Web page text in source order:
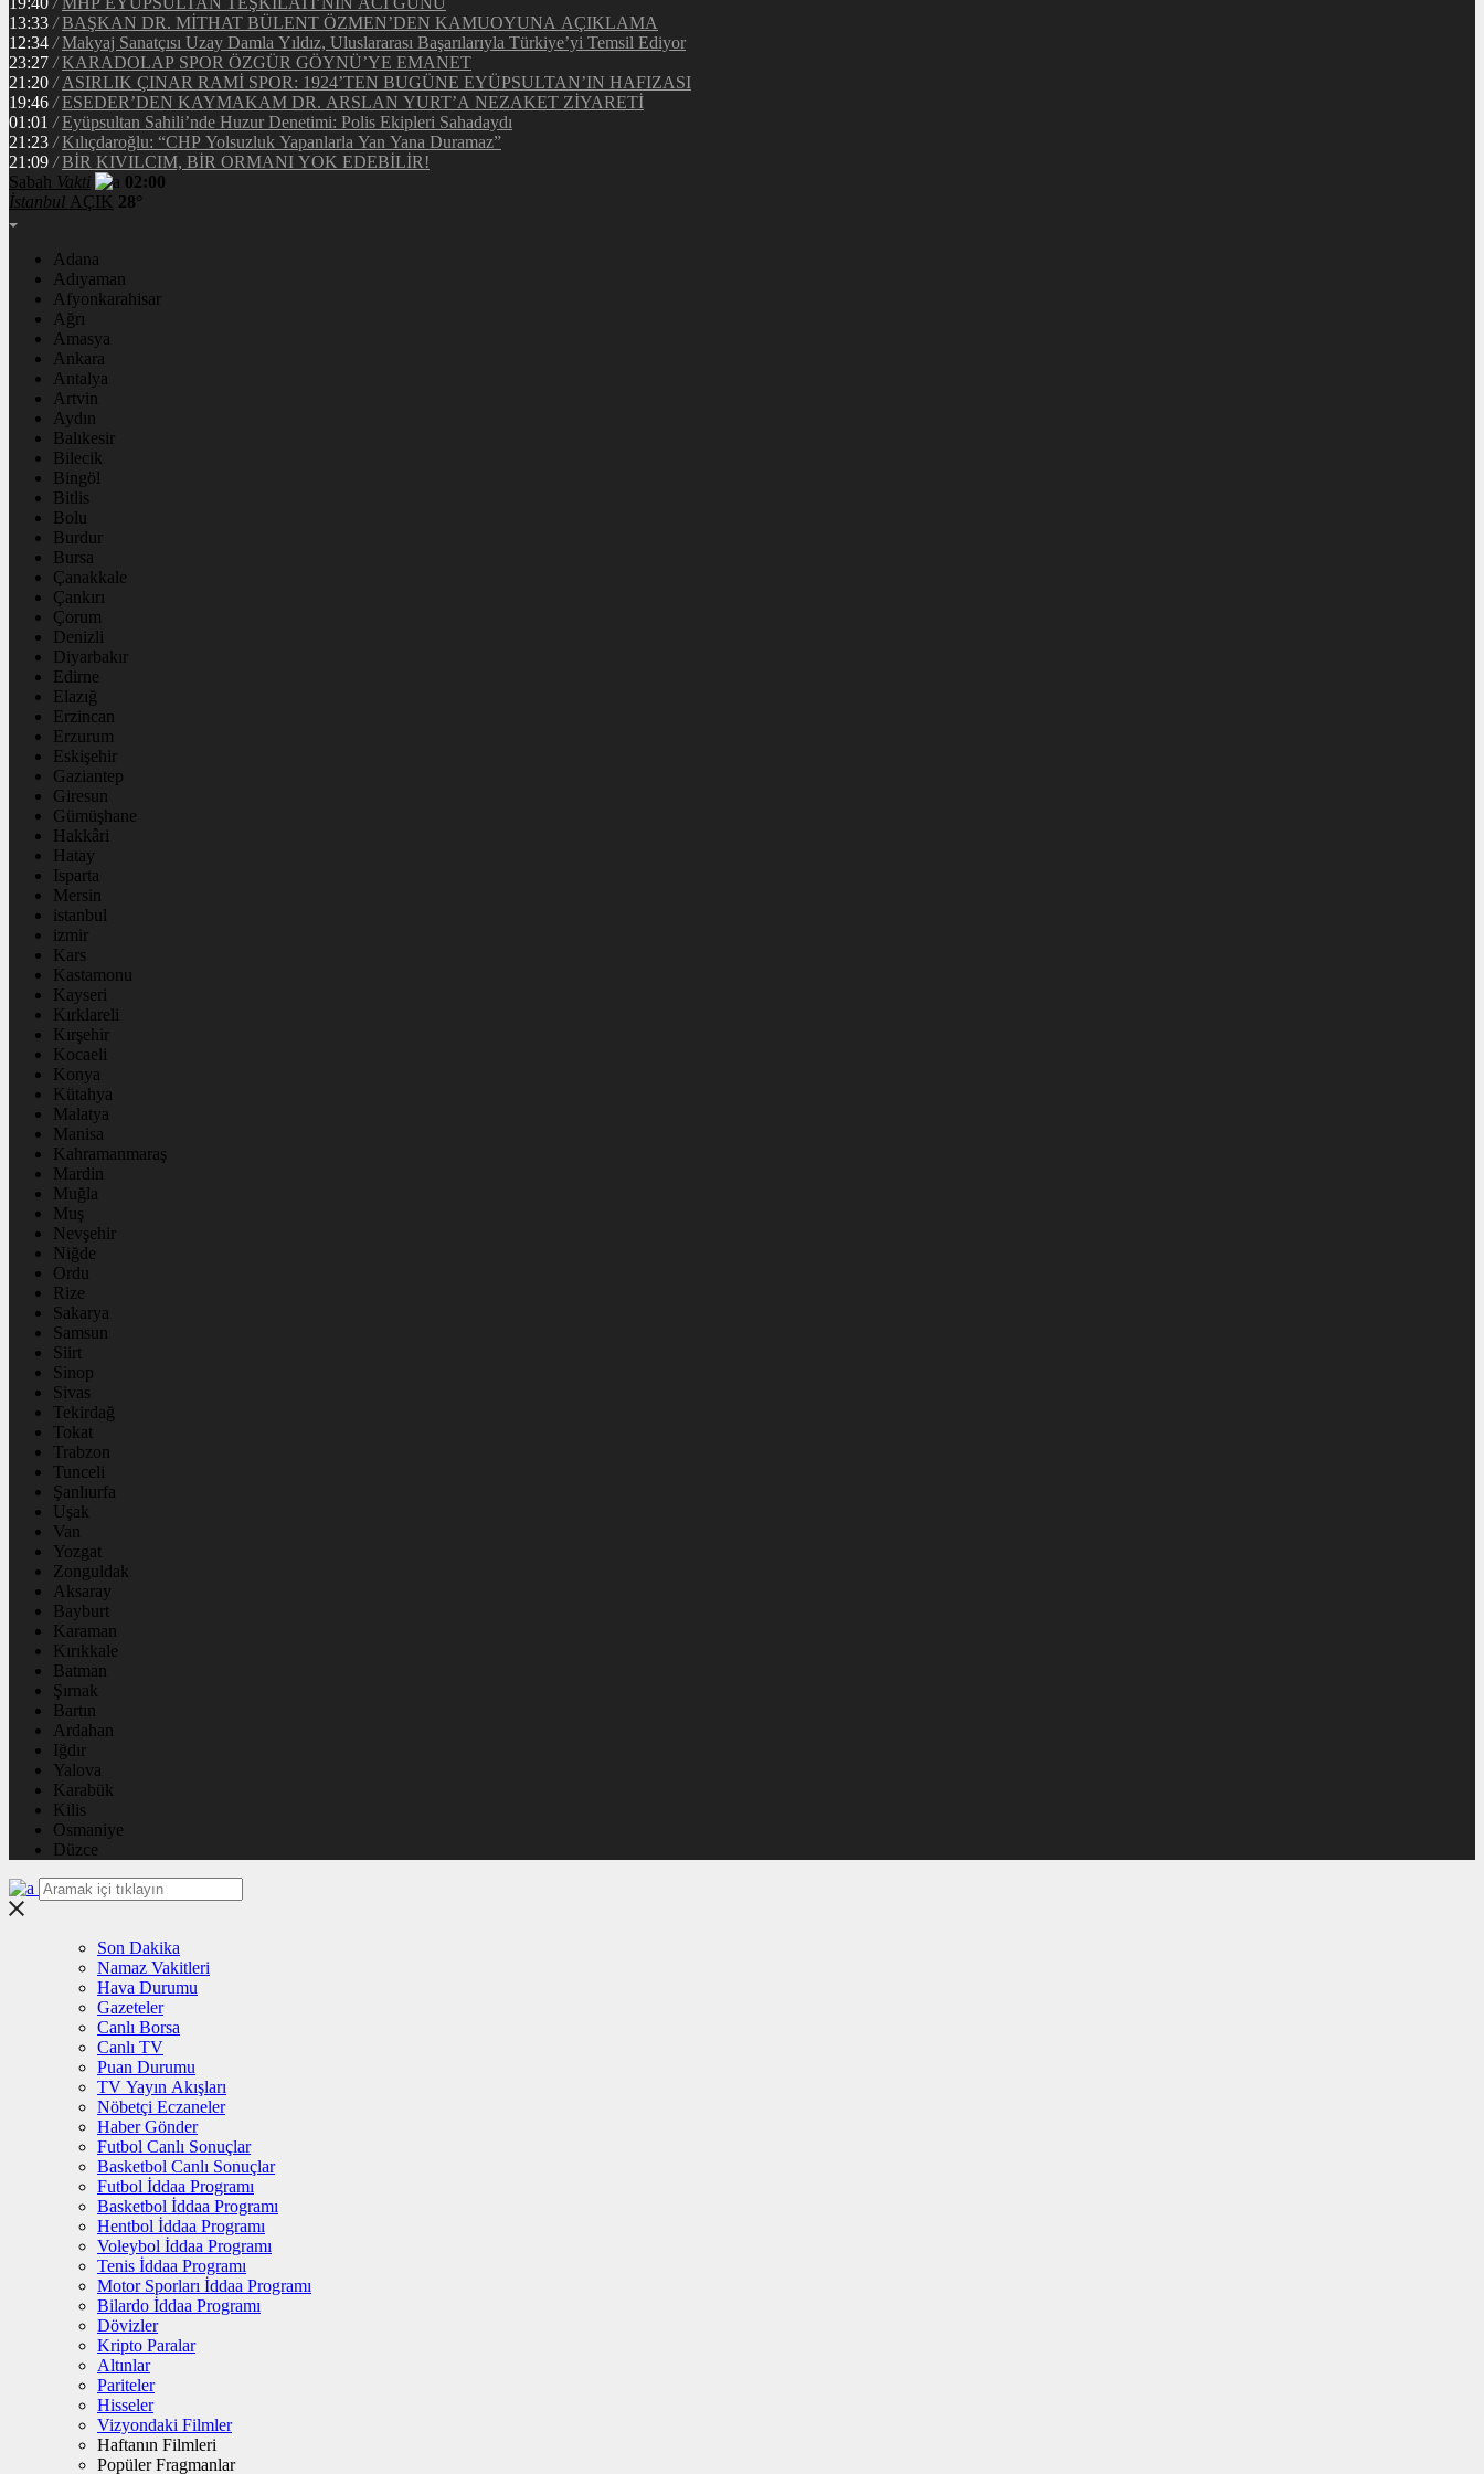
13:33 / BAŞKAN DR. MİTHAT BÜLENT ÖZMEN’DEN KAMUOYUNA AÇIKLAMA
12:34 / Makyaj Sanatçısı Uzay Damla Yıldız, Uluslararası Başarılarıyla Türkiye’yi Temsil Ediyor
23:27 / KARADOLAP SPOR ÖZGÜR GÖYNÜ’YE EMANET
21:20 / ASIRLIK ÇINAR RAMİ SPOR: 1924’TEN BUGÜNE EYÜPSULTAN’IN HAFIZASI
19:46 / ESEDER’DEN KAYMAKAM DR. ARSLAN YURT’A NEZAKET ZİYARETİ
01:01 / Eyüpsultan Sahili’nde Huzur Denetimi: Polis Ekipleri Sahadaydı
21:23 / Kılıçdaroğlu: “CHP Yolsuzluk Yapanlarla Yan Yana Duramaz”
21:09 / BİR KIVILCIM, BİR ORMANI YOK EDEBİLİR!
Sabah Vakti
02:00
İstanbul AÇIK 28°
Adana
Adıyaman
Afyonkarahisar
Ağrı
Amasya
Ankara
Antalya
Artvin
Aydın
Balıkesir
Bilecik
Bingöl
Bitlis
Bolu
Burdur
Bursa
Çanakkale
Çankırı
Çorum
Denizli
Diyarbakır
Edirne
Elazığ
Erzincan
Erzurum
Eskişehir
Gaziantep
Giresun
Gümüşhane
Hakkâri
Hatay
Isparta
Mersin
istanbul
izmir
Kars
Kastamonu
Kayseri
Kırklareli
Kırşehir
Kocaeli
Konya
Kütahya
Malatya
Manisa
Kahramanmaraş
Mardin
Muğla
Muş
Nevşehir
Niğde
Ordu
Rize
Sakarya
Samsun
Siirt
Sinop
Sivas
Tekirdağ
Tokat
Trabzon
Tunceli
Şanlıurfa
Uşak
Van
Yozgat
Zonguldak
Aksaray
Bayburt
Karaman
Kırıkkale
Batman
Şırnak
Bartın
Ardahan
Iğdır
Yalova
Karabük
Kilis
Osmaniye
Düzce
Son Dakika
Namaz Vakitleri
Hava Durumu
Gazeteler
Canlı Borsa
Canlı TV
Puan Durumu
TV Yayın Akışları
Nöbetçi Eczaneler
Haber Gönder
Futbol Canlı Sonuçlar
Basketbol Canlı Sonuçlar
Futbol İddaa Programı
Basketbol İddaa Programı
Hentbol İddaa Programı
Voleybol İddaa Programı
Tenis İddaa Programı
Motor Sporları İddaa Programı
Bilardo İddaa Programı
Dövizler
Kripto Paralar
Altınlar
Pariteler
Hisseler
Vizyondaki Filmler
Haftanın Filmleri
Popüler Fragmanlar